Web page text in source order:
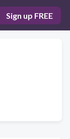
Sign up FREE